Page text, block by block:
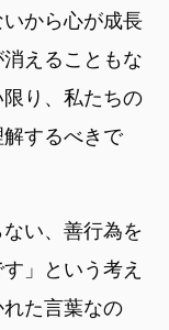
から心が成長
えることもな
り、私たちの
するべきで
い、善行為を
」という考え
た言葉なの